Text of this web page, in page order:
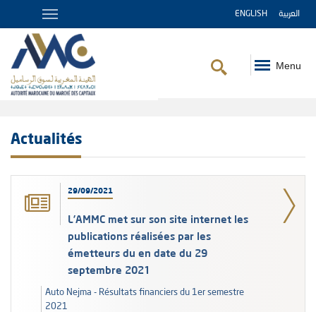
ENGLISH العربية
Menu
Actualités
29/09/2021
L’AMMC met sur son site internet les
publications réalisées par les
émetteurs du en date du 29
septembre 2021
Auto Nejma - Résultats financiers du 1er semestre
2021